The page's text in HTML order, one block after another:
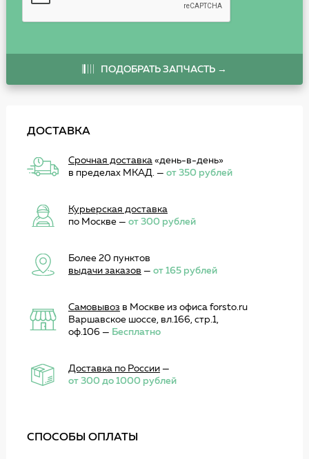
ПОДОБРАТЬ ЗАПЧАСТЬ →
ДОСТАВКА
Срочная доставка«день-в-день»
в пределах МКАД. — от 350 рублей
Курьерская доставка
по Москве — от 300 рублей
Более 20 пунктов
выдачи заказов — от 165 рублей
Самовывоз в Москве из офиса forsto.ru
Варшавское шоссе, вл.166, стр.1,
оф.106 — Бесплатно
Доставка по России—
от 300 до 1000 рублей
СПОСОБЫ ОПЛАТЫ